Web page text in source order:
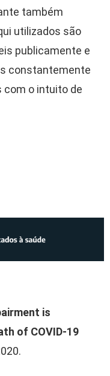
também
utilizados são
publicamente e
constantemente
com o intuito de
is
of COVID-19